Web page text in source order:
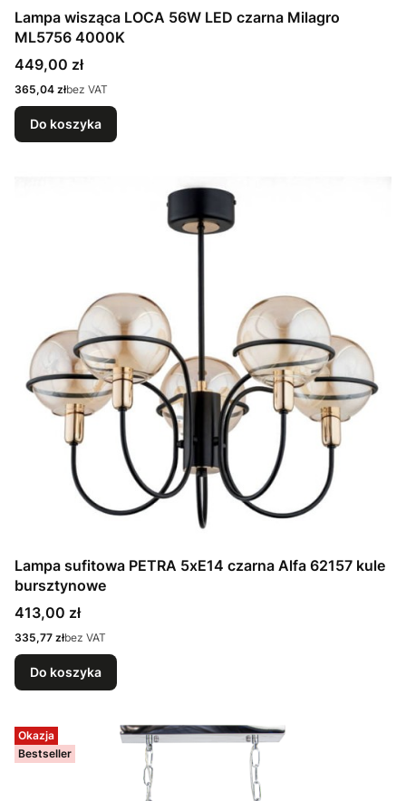
Lampa wisząca LOCA 56W LED czarna Milagro
ML5756 4000K
Cena
449,00 zł
Cena
365,04 złbez VAT
Do koszyka
Lampa sufitowa PETRA 5xE14 czarna Alfa 62157 kule
bursztynowe
Cena
413,00 zł
Cena
335,77 złbez VAT
Do koszyka
Okazja
Bestseller